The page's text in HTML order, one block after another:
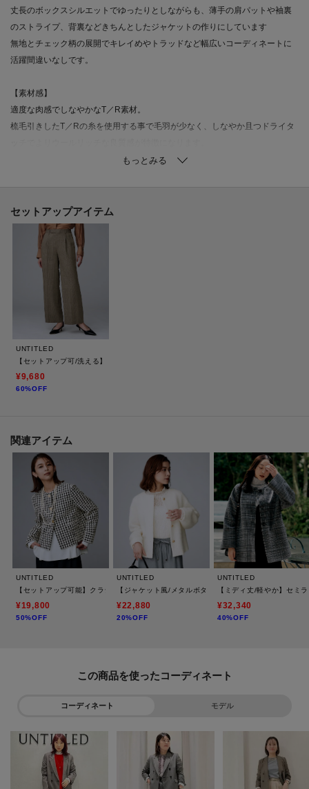
丈長のボックスシルエットでゆったりとしながらも、薄手の肩パットや袖裏
のストライプ、背裏などきちんとしたジャケットの作りにしています
無地とチェック柄の展開でキレイめやトラッドなど幅広いコーディネートに
活躍間違いなしです。
【素材感】
適度な肉感でしなやかなT／R素材。
梳毛引きしたT／Rの糸を使用する事で毛羽が少なく、しなやか且つドライタ
無地と柄（チェック）の展開になります。
同素材のウールライクパンツ（商品番号：153－64400）とのハンサムなスタ
イルはもちろん、バルーンスカート（商品番号：153－74402）と合わせて女
性らしさをプラスするスタイルもおすすめです。
・ポケット数：横×2
・裏地：背抜き仕立て
※照明の関係により、実際よりも色味が違って見える場合があります。ま
た、パソコン・スマートフォンなどの環境により、若干製品と画像のカラー
が異なる場合もございます。
モデル情報：身長163cm B80 W59 H82 着用サイズ：02（M）
セットアップアイテム
UNTITLED
【セットアップ可/洗える】ウールライク ワイドパンツ
¥9,680
60%OFF
関連アイテム
UNTITLED
【セットアップ可能】クラシックチドリ ジャケット
¥19,800
50%OFF
UNTITLED
【ジャケット風/メタルボタン】アルパカ混シャギーカー
¥22,880
20%OFF
UNTITLED
【ミディ丈/軽やか】セミ
¥32,340
40%OFF
この商品を使った
コーディネート モデル